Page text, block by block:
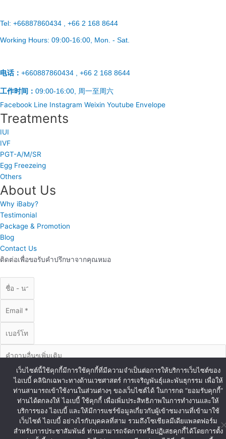
Tel: +66887860434 , +66 2 168 8644
Working Hours: 09:00-16:00 , Mon. - Sat.
电话： +660887860434 , +66 2 168 8644
工作时间： 09:00-16:00, 周一至周六
Facebook Line Instagram Weixin Youtube Envelope
Treatments
IUI
IVF
PGT-A/M/SR
Egg Freezeing
Others
About Us
Why iBaby?
Testimonial
Package & Promotion
Blog
Contact Us
ติดต่อเพื่อขอรับคำปรึกษาจากคุณหมอ
ส่งข้อมูล
© Copyright iBaby 2020. All Right Reserved.
เว็บไซต์นี้ใช้คุกกี้มีการใช้คุกกี้ที่มีความจำเป็นต่อการให้บริการเว็บไซต์ของ
ไอเบบี้ คลินิกเฉพาะทางด้านเวชศาสตร์ การเจริญพันธุ์และพันธุกรรม เพื่อให้
ท่านสามารถเข้าใช้งานในส่วนต่างๆ ของเว็บไซต์ได้ ในการกด “ยอมรับคุกกี้”
ท่านได้ตกลงให้ ไอเบบี้ ใช้คุกกี้ เพื่อเพิ่มประสิทธิภาพในการทำงานและให้
บริการของ ไอเบบี้ และให้มีการแชร์ข้อมูลเกี่ยวกับผู้เข้าชมงานที่เข้ามาใช้
เว็บไซต์ ไอเบบี้ อย่างไรกับบุคคลที่สาม รวมถึงโซเชียลมีเดียแพลตฟอร์ม
สำหรับการประชาสัมพันธ์ ท่านสามารถจัดการหรือปฏิเสธคุกกี้ได้โดยการตั้ง